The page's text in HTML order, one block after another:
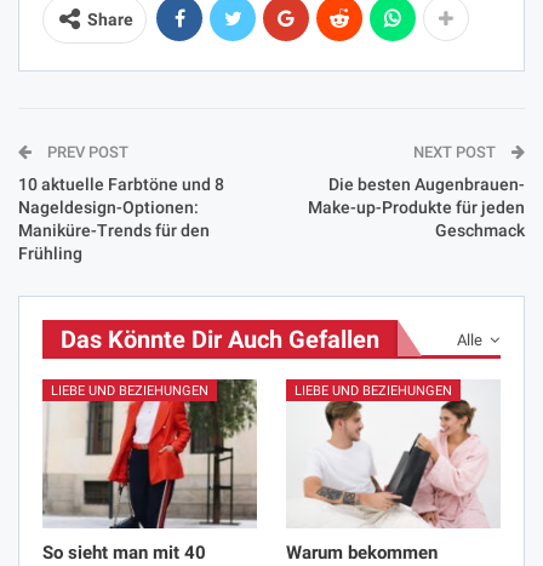
Share
PREV POST
10 aktuelle Farbtöne und 8
Nageldesign-Optionen:
Maniküre-Trends für den
Frühling
NEXT POST
Die besten Augenbrauen-
Make-up-Produkte für jeden
Geschmack
Alle
Das Könnte Dir Auch Gefallen
LIEBE UND BEZIEHUNGEN
So sieht man mit 40
LIEBE UND BEZIEHUNGEN
Warum bekommen